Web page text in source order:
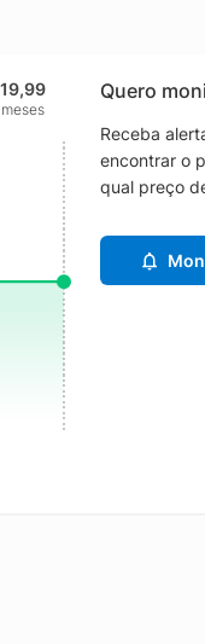
Quero
Receba
encontrar o
qual preço